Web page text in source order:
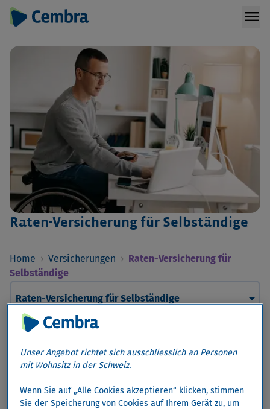
menu
Raten-Versicherung für Selbständige
Home › Versicherungen › Raten-Versicherung für
Selbständige
arrow_drop_down
Raten-Versicherung für Selbständige
Mehr Sicherheit für Selbständige
Vermeiden Sie unvorhergesehene finanzielle
Unser Angebot richtet sich ausschliesslich an Personen
mit Wohnsitz in der Schweiz.
Wenn Sie auf „Alle Cookies akzeptieren“ klicken, stimmen
Sie der Speicherung von Cookies auf Ihrem Gerät zu, um